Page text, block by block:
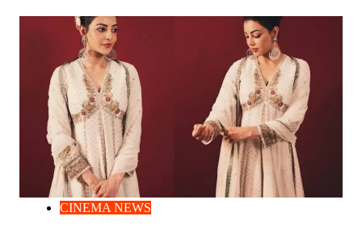
CINEMA NEWS